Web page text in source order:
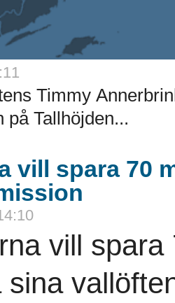
Timmy
på Tallhöjden...
vill spara 70
vill
sina